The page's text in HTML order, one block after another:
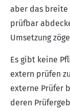
aber das breite
prüfbar
Umsetzung
Es gibt keine
extern prüfen
externe Prüfer
deren